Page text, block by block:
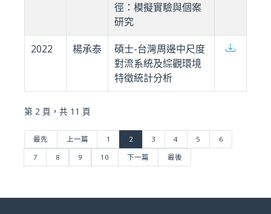
徑：模擬實驗與個案
研究
2022 楊承泰
碩士-台灣周邊中尺度
對流系統及綜觀環境
特徵統計分析